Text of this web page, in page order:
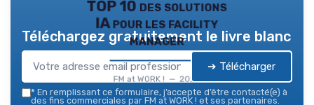
TOP 10 des solutions
IA pour les facility
manager
FM at WORK ! — 2026
Téléchargez gratuitement le livre blanc
➔ Télécharger
* En remplissant ce formulaire, j’accepte d’être contacté(e) à
des fins commerciales par FM at WORK ! et ses partenaires.